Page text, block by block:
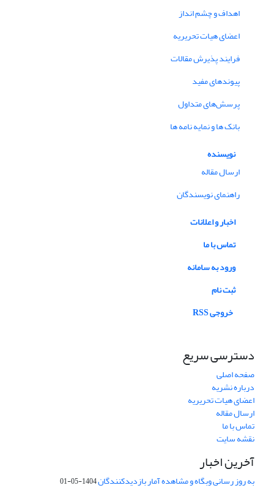
اهداف و چشم انداز
اعضای هیات تحریریه
فرایند پذیرش مقالات
پیوندهای مفید
پرسش‌های متداول
بانک ها و نمایه نامه ها
نویسنده
ارسال مقاله
راهنمای نویسندگان
اخبار و اعلانات
تماس با ما
ورود به سامانه
ثبت نام
خروجی RSS
دسترسی سریع
صفحه اصلی
درباره نشریه
اعضای هیات تحریریه
ارسال مقاله
تماس با ما
نقشه سایت
آخرین اخبار
به روز رسانی وبگاه و مشاهده آمار بازدیدکنندگان1404-05-01